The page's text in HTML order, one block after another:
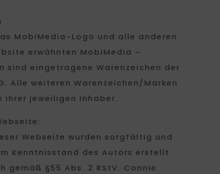
MobiMedia-Logo und alle anderen
erwähnten MobiMedia –
sind eingetragene Warenzeichen der
Alle weiteren Warenzeichen/Marken
ihrer jeweiligen Inhaber.
Webseite wurden sorgfältig und
Kenntnisstand des Autors erstellt.
gemäß §55 Abs. 2 RStV. Connie